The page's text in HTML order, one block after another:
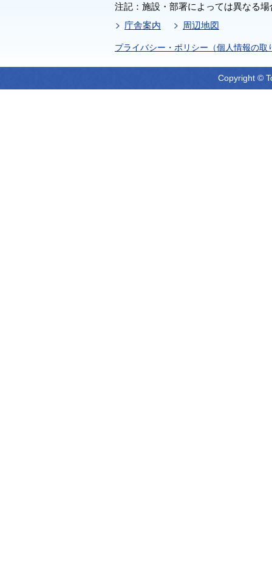
注記：施設・部署によっては異なる
庁舎案内
周辺地図
プライバシー・ポリシー（個人情報の取
Copyright ©